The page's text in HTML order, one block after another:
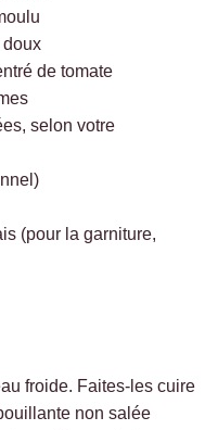
doux
de tomate
selon votre
(pour la garniture,
froide. Faites-les cuire
non salée